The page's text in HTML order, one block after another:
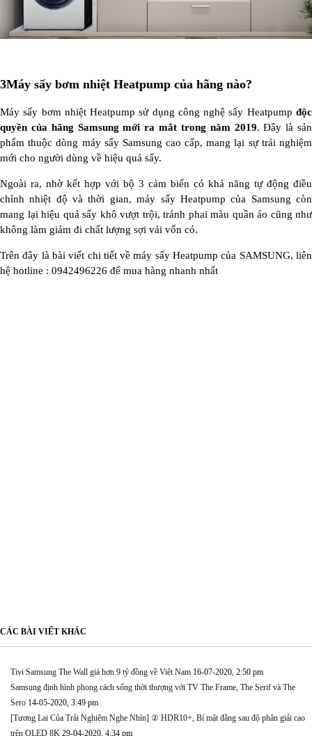
3Máy sấy bơm nhiệt Heatpump của hãng nào?
Máy sấy bơm nhiệt Heatpump sử dụng công nghệ sấy Heatpump độc
quyền của hãng Samsung mới ra mắt trong năm 2019. Đây là sản
phẩm thuộc dòng máy sấy Samsung cao cấp, mang lại sự trải nghiệm
mới cho người dùng về hiệu quả sấy.
Ngoài ra, nhờ kết hợp với bộ 3 cảm biến có khả năng tự động điều
chỉnh nhiệt độ và thời gian, máy sấy Heatpump của Samsung còn
mang lại hiệu quả sấy khô vượt trội, tránh phai màu quần áo cũng như
không làm giảm đi chất lượng sợi vải vốn có.
Trên đây là bài viết chi tiết về máy sấy Heatpump của SAMSUNG, liên
hệ hotline : 0942496226 để mua hàng nhanh nhất
CÁC BÀI VIẾT KHÁC
Tivi Samsung The Wall giá hơn 9 tỷ đồng về Việt Nam 16-07-2020, 2:50 pm
Samsung định hình phong cách sống thời thượng với TV The Frame, The Serif và The
Sero 14-05-2020, 3:49 pm
[Tương Lai Của Trải Nghiệm Nghe Nhìn] ② HDR10+, Bí mật đằng sau độ phân giải cao
trên QLED 8K 29-04-2020, 4:34 pm